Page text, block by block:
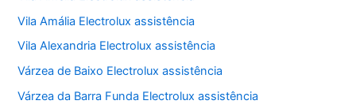
Vila Amália Electrolux assistência
Vila Alexandria Electrolux assistência
Várzea de Baixo Electrolux assistência
Várzea da Barra Funda Electrolux assistência